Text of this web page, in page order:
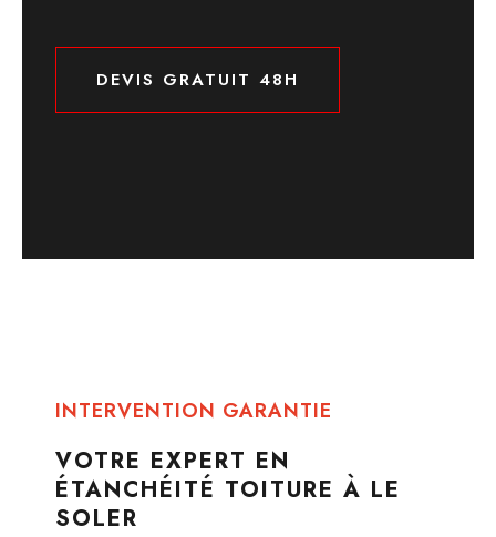
DEVIS GRATUIT 48H
DEVIS GRATUIT 48H
INTERVENTION GARANTIE
VOTRE EXPERT EN
ÉTANCHÉITÉ TOITURE À LE
SOLER